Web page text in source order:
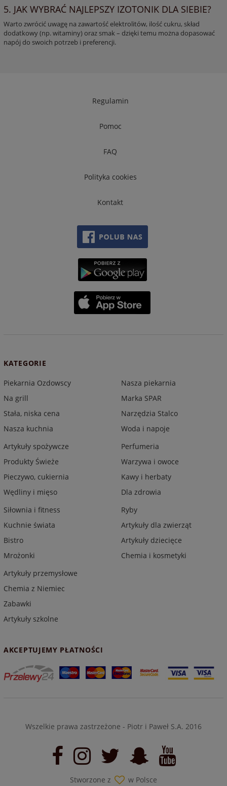
5. JAK WYBRAĆ NAJLEPSZY IZOTONIK DLA SIEBIE?
Warto zwrócić uwagę na zawartość elektrolitów, ilość cukru, skład
dodatkowy (np. witaminy) oraz smak – dzięki temu można dopasować
napój do swoich potrzeb i preferencji.
Regulamin
Pomoc
FAQ
Polityka cookies
Kontakt
KATEGORIE
Piekarnia Ozdowscy
Na grill
Stała, niska cena
Nasza kuchnia
Nasza piekarnia
Marka SPAR
Narzędzia Stalco
Woda i napoje
Artykuły spożywcze
Produkty Świeże
Pieczywo, cukiernia
Wędliny i mięso
Perfumeria
Warzywa i owoce
Kawy i herbaty
Dla zdrowia
Siłownia i fitness
Kuchnie świata
Bistro
Mrożonki
Ryby
Artykuły dla zwierząt
Artykuły dziecięce
Chemia i kosmetyki
Artykuły przemysłowe
Chemia z Niemiec
Zabawki
Artykuły szkolne
AKCEPTUJEMY PŁATNOŚCI
Wszelkie prawa zastrzeżone - Piotr i Paweł S.A. 2016
Stworzone z w Polsce